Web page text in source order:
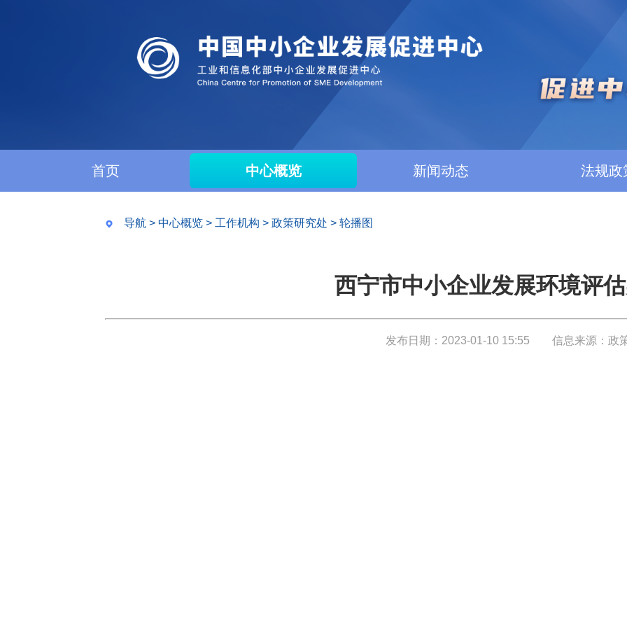
首页 中心概览 新闻动态 法规政
导航 > 中心概览 > 工作机构 > 政策研究处 > 轮播图
西宁市中小企业发展环境评
发布日期：2023-01-10 15:55 信息来源：政